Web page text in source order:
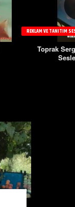
REKLAM VE TANITIM
Toprak